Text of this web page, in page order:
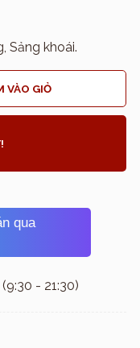
Sảng khoái.
VÀO GIỎ
qua
- 21:30)